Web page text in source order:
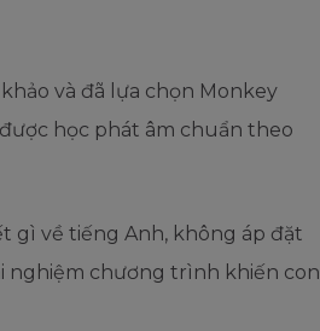
và đã lựa chọn Monkey
học phát âm chuẩn theo
gì về tiếng Anh, không áp đặt
nghiệm chương trình khiến con